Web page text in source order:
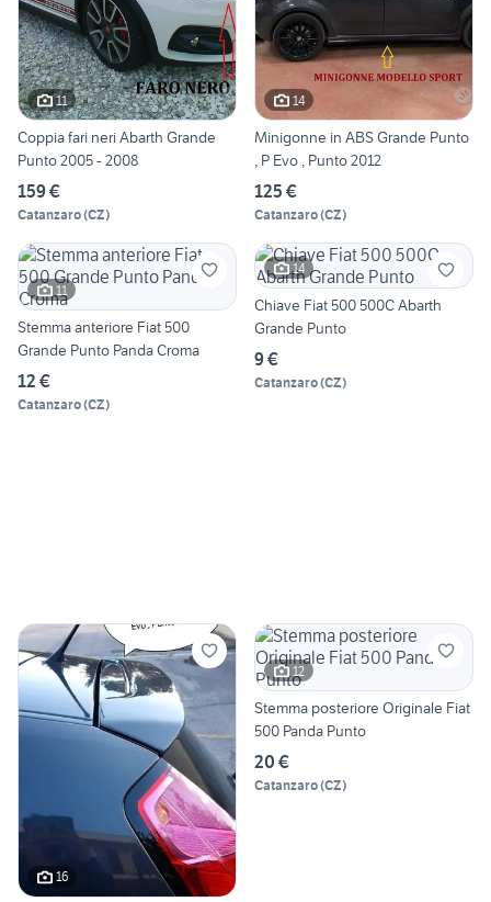
11
Coppia fari neri Abarth Grande
Punto 2005 - 2008
159 €
Catanzaro(CZ)
14
Minigonne in ABS Grande Punto
, P Evo , Punto 2012
125 €
Catanzaro(CZ)
11
Stemma anteriore Fiat 500
Grande Punto Panda Croma
12 €
Catanzaro(CZ)
14
Chiave Fiat 500 500C Abarth
Grande Punto
9 €
Catanzaro(CZ)
16
12
Stemma posteriore Originale Fiat
500 Panda Punto
20 €
Catanzaro(CZ)